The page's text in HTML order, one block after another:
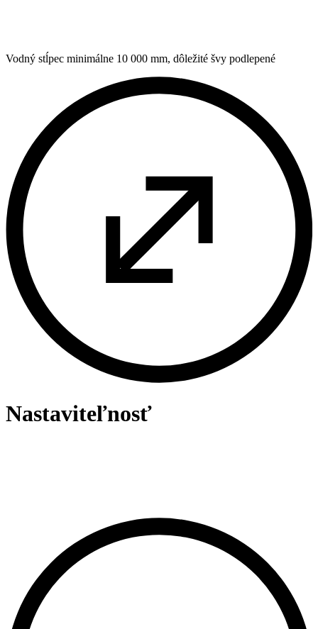
Vodný stĺpec minimálne 10 000 mm, dôležité švy podlepené
Nastaviteľnosť